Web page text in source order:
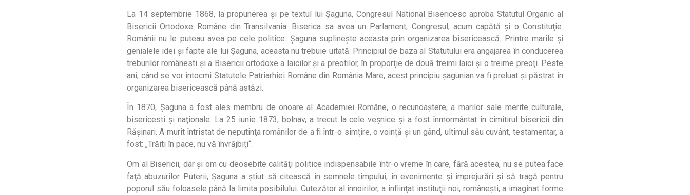
La 14 septembrie 1868, la propunerea şi pe textul lui Şaguna, Congresul National Bisericesc aproba Statutul Organic al
Bisericii Ortodoxe Române din Transilvania. Biserica sa avea un Parlament, Congresul, acum capătă şi o Constituţie.
Românii nu le puteau avea pe cele politice: Şaguna suplineşte aceasta prin organizarea bisericească. Printre marile şi
genialele idei şi fapte ale lui Şaguna, aceasta nu trebuie uitată. Principiul de baza al Statutului era angajarea în conducerea
treburilor românesti şi a Bisericii ortodoxe a laicilor şi a preotilor, în proporţie de două treimi laici şi o treime preoţi. Peste
ani, când se vor întocmi Statutele Patriarhiei Române din România Mare, acest principiu şagunian va fi preluat şi păstrat în
organizarea bisericească până astăzi.
În 1870, Şaguna a fost ales membru de onoare al Academiei Române, o recunoaştere, a marilor sale merite culturale,
bisericesti şi naţionale. La 25 iunie 1873, bolnav, a trecut la cele veşnice şi a fost înmormântat în cimitirul bisericii din
Răşinari. A murit întristat de neputinţa românilor de a fi într-o simţire, o voinţă şi un gând, ultimul său cuvânt, testamentar, a
fost: „Trăiti în pace, nu vă învrăjbiţi“.
Om al Bisericii, dar şi om cu deosebite calităţi politice indispensabile într-o vreme în care, fără acestea, nu se putea face
faţă abuzurilor Puterii, Şaguna a ştiut să citească în semnele timpului, în evenimente şi împrejurări şi să tragă pentru
poporul său foloasele până la limita posibilului. Cutezător al înnoirilor, a înfiinţat instituţii noi, româneşti, a imaginat forme